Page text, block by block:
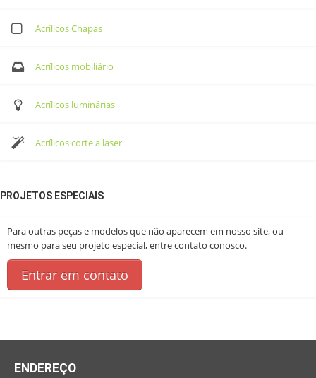
Acrílicos Chapas
Acrílicos mobiliário
Acrílicos luminárias
Acrílicos corte a laser
PROJETOS ESPECIAIS
Para outras peças e modelos que não aparecem em nosso site, ou
mesmo para seu projeto especial, entre contato conosco.
Entrar em contato
ENDEREÇO